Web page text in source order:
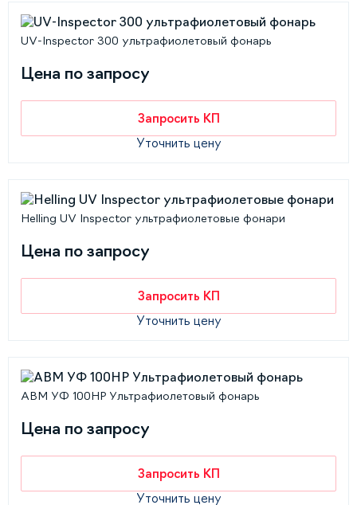
UV-Inspector 300 ультрафиолетовый фонарь
Цена по запросу
Запросить КП
Уточнить цену
Helling UV Inspector ультрафиолетовые фонари
Цена по запросу
Запросить КП
Уточнить цену
АВМ УФ 100НР Ультрафиолетовый фонарь
Цена по запросу
Запросить КП
Уточнить цену